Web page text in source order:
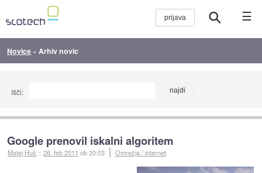
☰
Novice » Arhiv novic
Išči:
Google prenovil iskalni algoritem
Matej Huš ::26. feb 2011 ob 20:03 Omrežja / internet